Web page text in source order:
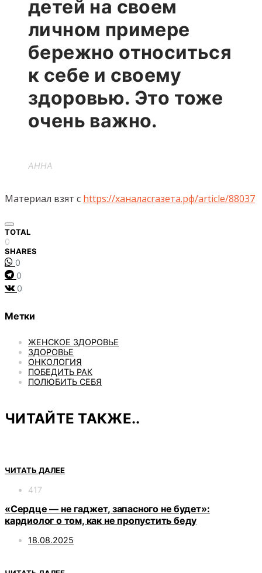
детей на своем
личном примере
бережно относиться
к себе и своему
здоровью. Это тоже
очень важно.
АННА
Материал взят с https://ханаласгазета.рф/article/88037
TOTAL
0
SHARES
0
0
0
Метки
ЖЕНСКОЕ ЗДОРОВЬЕ
ЗДОРОВЬЕ
ОНКОЛОГИЯ
ПОБЕДИТЬ РАК
ПОЛЮБИТЬ СЕБЯ
ЧИТАЙТЕ ТАКЖЕ..
ЧИТАТЬ ДАЛЕЕ
417
«Сердце — не гаджет, запасного не будет»:
кардиолог о том, как не пропустить беду
18.08.2025